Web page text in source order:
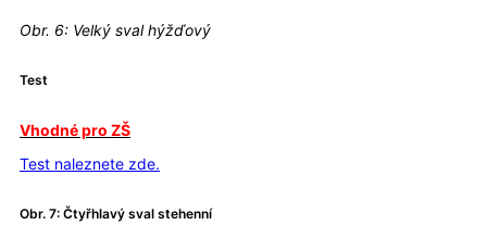
Obr. 6: Velký sval hýžďový
Test
Vhodné pro ZŠ
Test naleznete zde.
Obr. 7: Čtyřhlavý sval stehenní